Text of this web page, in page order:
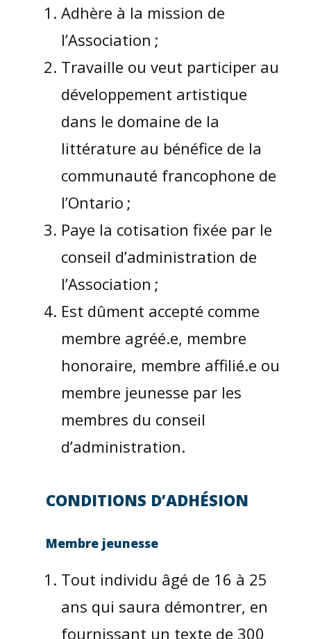
Adhère à la mission de
l’Association ;
Travaille ou veut participer au
développement artistique
dans le domaine de la
littérature au bénéfice de la
communauté francophone de
l’Ontario ;
Paye la cotisation fixée par le
conseil d’administration de
l’Association ;
Est dûment accepté comme
membre agréé.e, membre
honoraire, membre affilié.e ou
membre jeunesse par les
membres du conseil
d’administration.
CONDITIONS D’ADHÉSION
Membre jeunesse
Tout individu âgé de 16 à 25
ans qui saura démontrer, en
fournissant un texte de 300